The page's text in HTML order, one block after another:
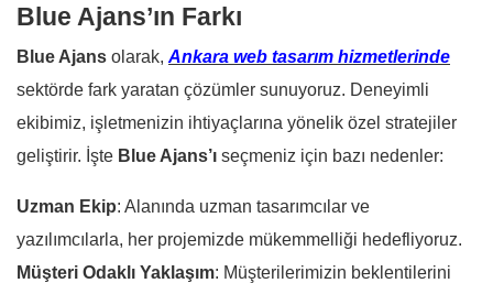
Blue Ajans’ın Farkı
Blue Ajans olarak, Ankara web tasarım hizmetlerinde
sektörde fark yaratan çözümler sunuyoruz. Deneyimli
ekibimiz, işletmenizin ihtiyaçlarına yönelik özel stratejiler
geliştirir. İşte Blue Ajans’ı seçmeniz için bazı nedenler:
Uzman Ekip: Alanında uzman tasarımcılar ve
yazılımcılarla, her projemizde mükemmelliği hedefliyoruz.
Müşteri Odaklı Yaklaşım: Müşterilerimizin beklentilerini